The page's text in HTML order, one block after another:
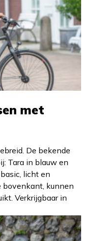
met
De bekende
Tara in blauw en
licht en
bovenkant, kunnen
Verkrijgbaar in